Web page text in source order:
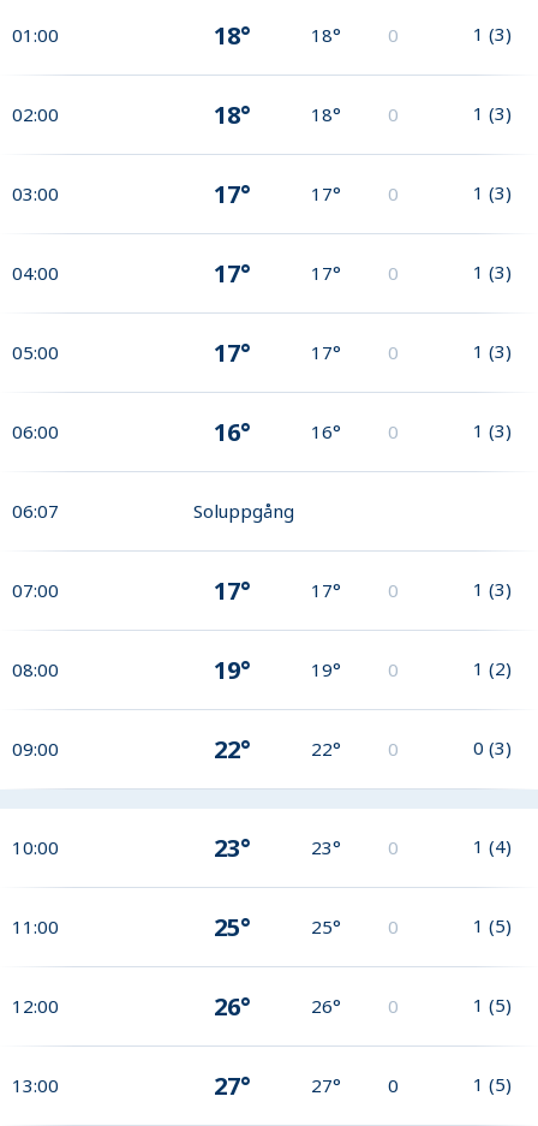
01:00 18° 18° 0 1 (3)
02:00 18° 18° 0 1 (3)
03:00 17° 17° 0 1 (3)
04:00 17° 17° 0 1 (3)
05:00 17° 17° 0 1 (3)
06:00 16° 16° 0 1 (3)
06:07 Soluppgång
07:00 17° 17° 0 1 (3)
08:00 19° 19° 0 1 (2)
09:00 22° 22° 0 0 (3)
10:00 23° 23° 0 1 (4)
11:00 25° 25° 0 1 (5)
12:00 26° 26° 0 1 (5)
13:00 27° 27° 0 1 (5)